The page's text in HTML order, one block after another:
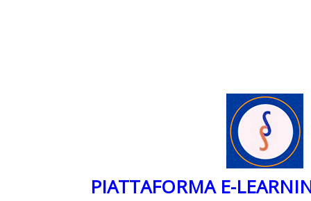
PIATTAFORMA E-